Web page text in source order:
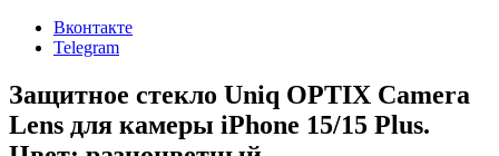
Вконтакте
Telegram
Защитное стекло Uniq OPTIX Camera
Lens для камеры iPhone 15/15 Plus.